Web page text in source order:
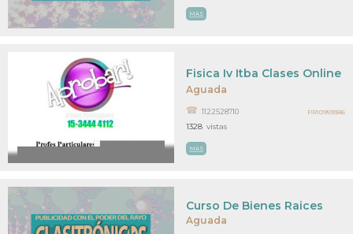
MAS
Aguada
Fisica Iv Itba Clases Online
1122528710
MAS
1328 vistas
PR10959386
Aguada
Curso De Bienes Raices